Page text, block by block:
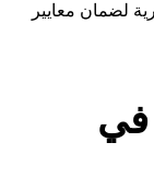
لضمان معايير
في